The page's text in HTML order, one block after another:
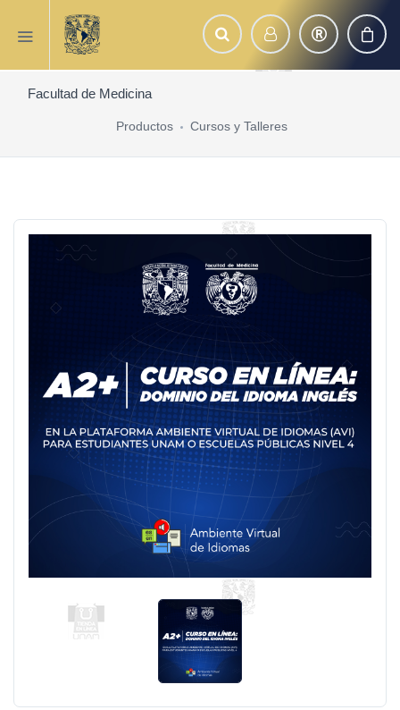
Facultad de Medicina
Productos Cursos y Talleres